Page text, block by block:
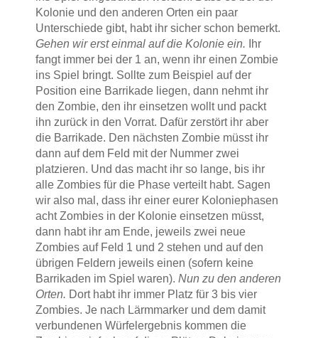
Kolonie und den anderen Orten ein paar
Unterschiede gibt, habt ihr sicher schon bemerkt.
Gehen wir erst einmal auf die Kolonie ein.
Ihr
fangt immer bei der 1 an, wenn ihr einen Zombie
ins Spiel bringt. Sollte zum Beispiel auf der
Position eine Barrikade liegen, dann nehmt ihr
den Zombie, den ihr einsetzen wollt und packt
ihn zurück in den Vorrat. Dafür zerstört ihr aber
die Barrikade. Den nächsten Zombie müsst ihr
dann auf dem Feld mit der Nummer zwei
platzieren. Und das macht ihr so lange, bis ihr
alle Zombies für die Phase verteilt habt. Sagen
wir also mal, dass ihr einer eurer Koloniephasen
acht Zombies in der Kolonie einsetzen müsst,
dann habt ihr am Ende, jeweils zwei neue
Zombies auf Feld 1 und 2 stehen und auf den
übrigen Feldern jeweils einen (sofern keine
Barrikaden im Spiel waren). Nun zu den anderen
Orten. Dort habt ihr immer Platz für 3 bis vier
Zombies. Je nach Lärmmarker und dem damit
verbundenen Würfelergebnis kommen die